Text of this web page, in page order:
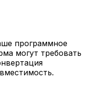
программное
могут требовать